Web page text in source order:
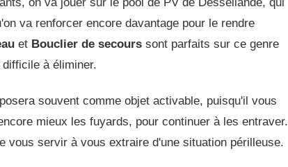
va renforcer encore davantage pour le rendre
et Bouclier de secours sont parfaits sur ce genre
à éliminer.
souvent comme objet activable, puisqu'il vous
mieux les fuyards, pour continuer à les entraver.
vous servir à vous extraire d'une situation périlleuse.